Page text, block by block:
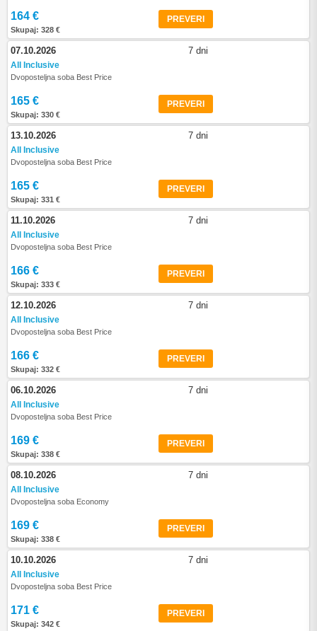
164 €
Skupaj: 328 €
PREVERI
07.10.2026 7 dni
All Inclusive
Dvoposteljna soba Best Price
165 €
Skupaj: 330 €
PREVERI
13.10.2026 7 dni
All Inclusive
Dvoposteljna soba Best Price
165 €
Skupaj: 331 €
PREVERI
11.10.2026 7 dni
All Inclusive
Dvoposteljna soba Best Price
166 €
Skupaj: 333 €
PREVERI
12.10.2026 7 dni
All Inclusive
Dvoposteljna soba Best Price
166 €
Skupaj: 332 €
PREVERI
06.10.2026 7 dni
All Inclusive
Dvoposteljna soba Best Price
169 €
Skupaj: 338 €
PREVERI
08.10.2026 7 dni
All Inclusive
Dvoposteljna soba Economy
169 €
Skupaj: 338 €
PREVERI
10.10.2026 7 dni
All Inclusive
Dvoposteljna soba Best Price
171 €
Skupaj: 342 €
PREVERI